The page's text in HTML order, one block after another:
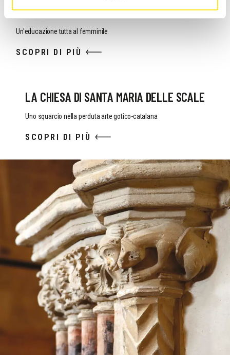
LA CHIESA DELLA BADIA O DELL'ADDOLORATA
Un'educazione tutta al femminile
SCOPRI DI PIÙ
LA CHIESA DI SANTA MARIA DELLE SCALE
Uno squarcio nella perduta arte gotico-catalana
SCOPRI DI PIÙ